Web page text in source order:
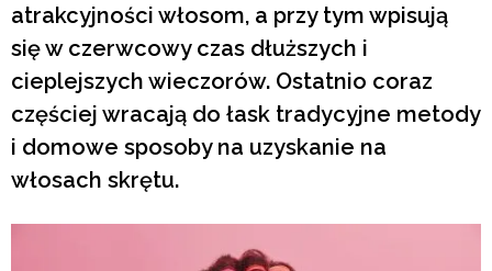
atrakcyjności włosom, a przy tym wpisują
się w czerwcowy czas dłuższych i
cieplejszych wieczorów. Ostatnio coraz
częściej wracają do łask tradycyjne metody
i domowe sposoby na uzyskanie na
włosach skrętu.